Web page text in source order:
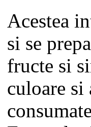
Acestea
si se
fructe si
culoare si